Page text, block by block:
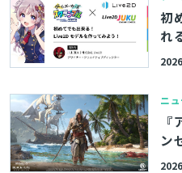
初
れ
ズ
ニ
ン
ョ